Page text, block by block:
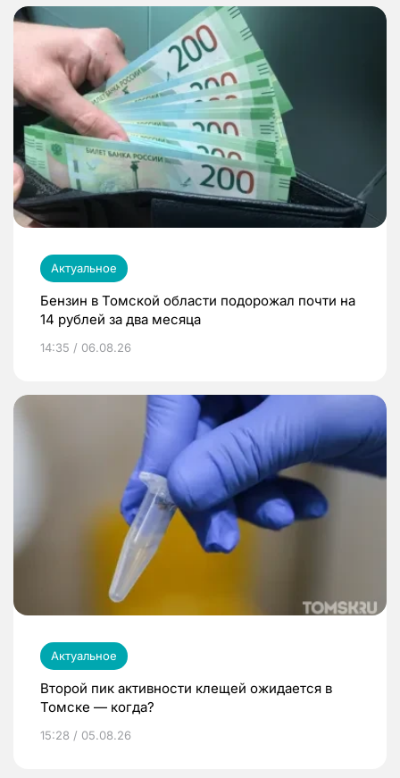
Актуальное
Бензин в Томской области подорожал почти на
14 рублей за два месяца
14:35 / 06.08.26
Актуальное
Второй пик активности клещей ожидается в
Томске — когда?
15:28 / 05.08.26